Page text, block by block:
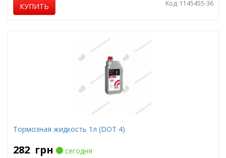
КУПИТЬ Код: 1145455-36
Тормозная жидкость 1л (DOT 4)
282 грн
сегодня